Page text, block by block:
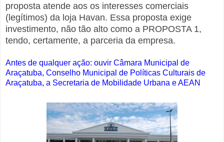
proposta atende aos os interesses comerciais
(legítimos) da loja Havan. Essa proposta exige
investimento, não tão alto como a PROPOSTA 1,
tendo, certamente, a parceria da empresa.
Antes de qualquer ação: ouvir Câmara Municipal de
Araçatuba, Conselho Municipal de Políticas Culturais de
Araçatuba, a Secretaria de Mobilidade Urbana e AEAN